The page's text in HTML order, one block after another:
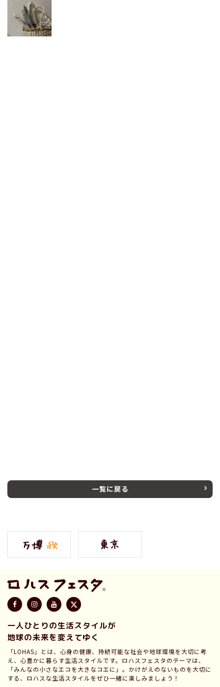
一覧に戻る
一人ひとりの生活スタイルが
地球の未来を変えてゆく
「LOHAS」とは、心身の健康、持続可能な社会や地球環境を大切に考
え、心豊かに暮らす生活スタイルです。ロハスフェスタのテーマは、
「みんなの小さなエコを大きなコエに」。かけがえのないものを大切に
する、ロハスな生活スタイルをぜひ一緒に楽しみましょう！